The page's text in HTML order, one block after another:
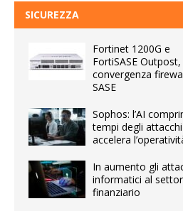
SICUREZZA
Fortinet 1200G e
FortiSASE Outpost,
convergenza
SASE
Sophos: l’AI
tempi degli
accelera
In aumento gli
informatici al
finanziario